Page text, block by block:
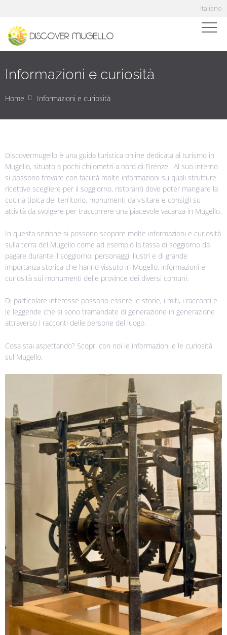
Italiano
Informazioni e curiosità
Home Informazioni e curiosità
Discovermugello è una guida turistica online dedicata al turismo in
Mugello, situato a pochi chilometri a nord di Firenze. Al suo interno
si possono trovare con facilità molte informazioni su quali strutture
ricettive scegliere per il soggiorno, ristoranti dove poter mangiare la
cucina tipica del territorio, monumenti da visitare e consigli su
attività da svolgere per trascorrere una piacevole vacanza in Mugello.
In questa sezione si possono scoprire molte informazioni e curiosità
sulla terra del Mugello come ad esempio la tassa di soggiorno da
pagare durante il soggiorno, personaggi illustri e di grande
importanza storica che hanno vissuto in Mugello, informazioni e
curiosità sui monumenti delle province dei diversi comuni.
Di particolare interesse possono essere le storie, i miti, i racconti e
le leggende che si sono tramandate di generazione in generazione
attraverso i racconti delle persone del luogo.
Cosa stai aspettando? Scopri con noi le informazioni e le curiosità
sul Mugello.